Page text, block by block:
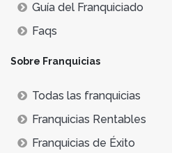
Guía del Franquiciado
Faqs
Sobre Franquicias
Todas las franquicias
Franquicias Rentables
Franquicias de Éxito